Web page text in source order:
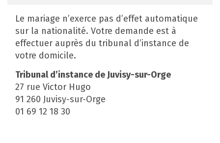
Le mariage n’exerce pas d’effet automatique
sur la nationalité. Votre demande est à
effectuer auprès du tribunal d’instance de
votre domicile.
Tribunal d’instance de Juvisy-sur-Orge
27 rue Victor Hugo
91 260 Juvisy-sur-Orge
01 69 12 18 30